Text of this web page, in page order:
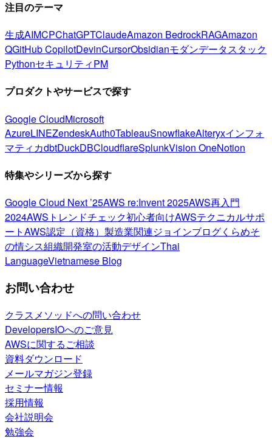
注目のテーマ
生成AIMCPChatGPTClaudeAmazon BedrockRAGAmazon
QGitHub CopilotDevinCursorObsidianモダンデータスタック
PythonセキュリティPM
プロダクトやサービスで探す
Google CloudMicrosoft
AzureLINEZendeskAuth0TableauSnowflakeAlteryxインフォ
マティカdbtDuckDBCloudflareSplunkVision OneNotion
特集やシリーズから探す
Google Cloud Next ’25AWS re:Invent 2025AWS再入門
2024AWSトレンドチェック初心者向けAWSテクニカルサポ
ートAWS認定（資格） 製造業関連ジョインブログくらめそ
の情シス組織開発室の活動デザインThai
LanguageVietnamese Blog
お問い合わせ
クラスメソッドへの問い合わせ
DevelopersIOへのご意見
AWSに関するご相談
資料ダウンロード
メールマガジン登録
セミナー情報
採用情報
会社説明会
勉強会